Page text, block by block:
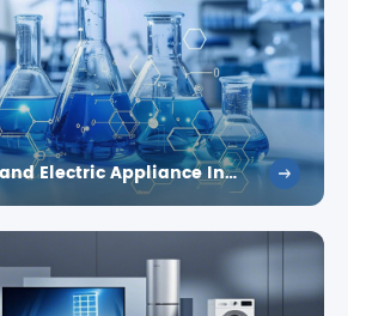
Electronics and Electric Appliance Industry